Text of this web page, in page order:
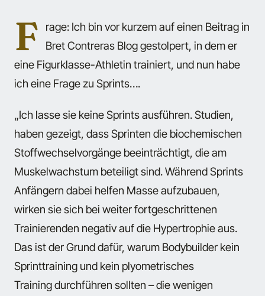
F
rage: Ich bin vor kurzem auf einen Beitrag in
Bret Contreras Blog gestolpert, in dem er
eine Figurklasse-Athletin trainiert, und nun habe
ich eine Frage zu Sprints….
„Ich lasse sie keine Sprints ausführen. Studien,
haben gezeigt, dass Sprinten die biochemischen
Stoffwechselvorgänge beeinträchtigt, die am
Muskelwachstum beteiligt sind. Während Sprints
Anfängern dabei helfen Masse aufzubauen,
wirken sie sich bei weiter fortgeschrittenen
Trainierenden negativ auf die Hypertrophie aus.
Das ist der Grund dafür, warum Bodybuilder kein
Sprinttraining und kein plyometrisches
Training durchführen sollten – die wenigen